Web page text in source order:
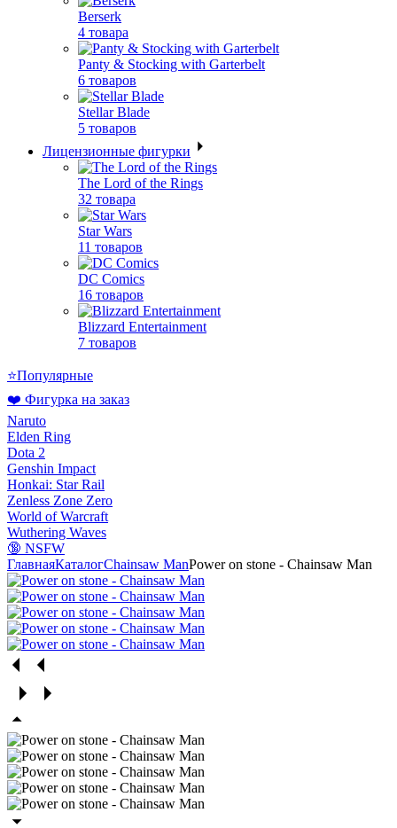
Berserk
4 товара
Panty & Stocking with Garterbelt
6 товаров
Stellar Blade
5 товаров
Лицензионные фигурки
The Lord of the Rings
32 товара
Star Wars
11 товаров
DC Comics
16 товаров
Blizzard Entertainment
7 товаров
⭐Популярные
❤️ Фигурка на заказ
Naruto
Elden Ring
Dota 2
Genshin Impact
Honkai: Star Rail
Zenless Zone Zero
World of Warcraft
Wuthering Waves
🔞 NSFW
ГлавнаяКаталогChainsaw ManPower on stone - Chainsaw Man